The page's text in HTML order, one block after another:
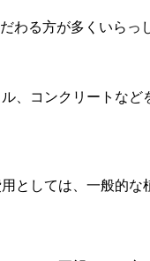
わる方が多くいら
コンクリートな
しては、一般的な